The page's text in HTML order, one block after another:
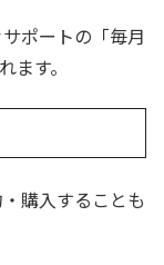
ポートの「毎月
す。
購入することも